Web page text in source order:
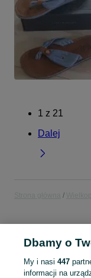
1 z 21
Dalej
Dbamy o
My i nasi 447
informacji na